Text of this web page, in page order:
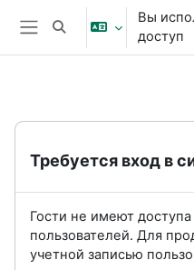
Перейти к основному
Боковая панель
Изменить данные
Вы
доступ
Требуется вход в
Гости не имеют
пользователей. Для
учетной записью